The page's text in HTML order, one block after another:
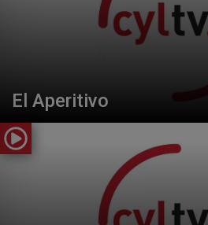
El Aperitivo